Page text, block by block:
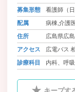
募集形態
看護師（日
配属
病棟,介護
住所
広島県広
アクセス
広電バス
広電バス
診療科目 内科、呼